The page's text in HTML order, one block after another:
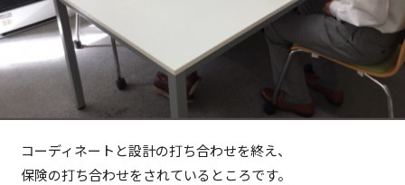
コーディネートと設計の打ち合わせを終え、
保険の打ち合わせをされているところです。